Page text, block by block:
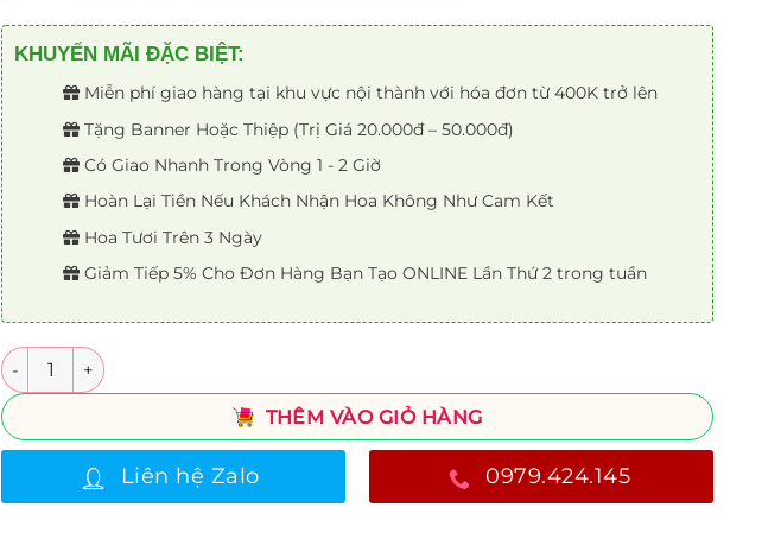
KHUYẾN MÃI ĐẶC BIỆT:
Miễn phí giao hàng tại khu vực nội thành với hóa đơn từ 400K trở lên
Tặng Banner Hoặc Thiệp (Trị Giá 20.000đ – 50.000đ)
Có Giao Nhanh Trong Vòng 1 - 2 Giờ
Hoàn Lại Tiền Nếu Khách Nhận Hoa Không Như Cam Kết
Hoa Tươi Trên 3 Ngày
Giảm Tiếp 5% Cho Đơn Hàng Bạn Tạo ONLINE Lần Thứ 2 trong tuần
Số lượng
THÊM VÀO GIỎ HÀNG
Liên hệ Zalo 0979.424.145